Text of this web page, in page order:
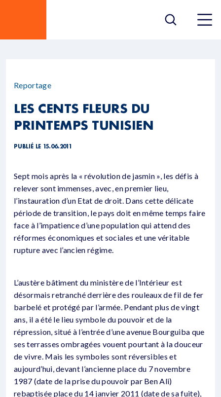
Reportage
LES CENTS FLEURS DU
PRINTEMPS TUNISIEN
PUBLIÉ LE 15.06.2011
Sept mois après la « révolution de jasmin », les défis à
relever sont immenses, avec, en premier lieu,
l’instauration d’un Etat de droit. Dans cette délicate
période de transition, le pays doit en même temps faire
face à l’impatience d’une population qui attend des
réformes économiques et sociales et une véritable
rupture avec l’ancien régime.
L’austère bâtiment du ministère de l’Intérieur est
désormais retranché derrière des rouleaux de fil de fer
barbelé et protégé par l’armée. Pendant plus de vingt
ans, il a été le lieu symbole du pouvoir et de la
répression, situé à l’entrée d’une avenue Bourguiba que
ses terrasses ombragées vouent pourtant à la douceur
de vivre. Mais les symboles sont réversibles et
aujourd’hui, devant l’ancienne place du 7 novembre
1987 (date de la prise du pouvoir par Ben Ali)
rebaptisée place du 14 janvier 2011 (date de sa fuite),